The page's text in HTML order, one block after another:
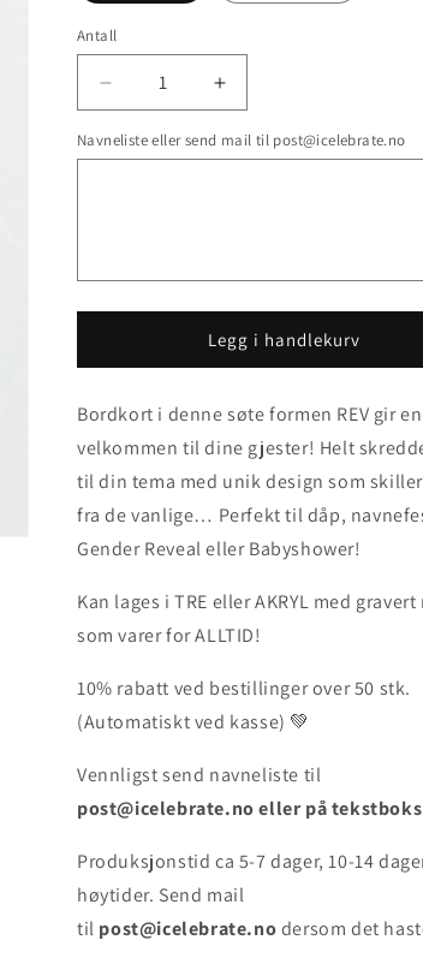
Antall
antallet
for
Øk
antallet
for
Navneliste eller send mail til post@icelebrate.no
Legg i handlekurv
Bordkort i denne søte formen REV gir
velkommen til dine gjester! Helt
til din tema med unik design som
fra de vanlige… Perfekt til dåp,
Gender Reveal eller Babyshower!
Kan lages i TRE eller AKRYL med gravert
som varer for ALLTID!
10% rabatt ved bestillinger over 50 stk.
(Automatiskt ved kasse) 💚
Vennligst send navneliste til
post@icelebrate.no eller på
Produksjonstid ca 5-7 dager, 10-14
høytider. Send mail
til post@icelebrate.nodersom det